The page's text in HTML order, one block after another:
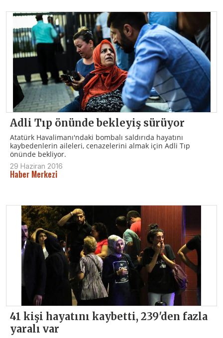
Adli Tıp önünde bekleyiş sürüyor
Atatürk Havalimanı'ndaki bombalı saldırıda hayatını
kaybedenlerin aileleri, cenazelerini almak için Adli Tıp
önünde bekliyor.
29 Haziran 2016
Haber Merkezi
41 kişi hayatını kaybetti, 239'den fazla
yaralı var